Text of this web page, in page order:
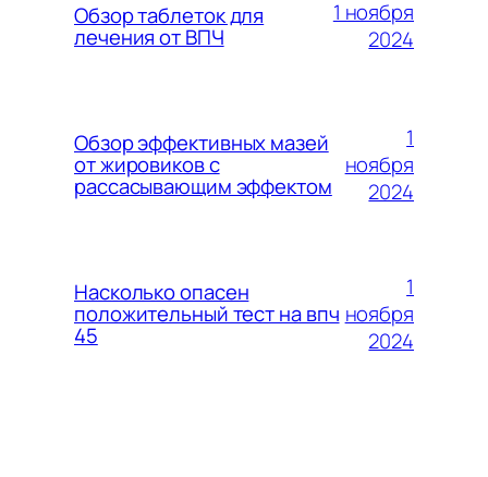
Обзор таблеток для
лечения от ВПЧ
1 ноября
2024
Обзор эффективных мазей
от жировиков с
рассасывающим эффектом
1
ноября
2024
Насколько опасен
положительный тест на впч
45
1
ноября
2024